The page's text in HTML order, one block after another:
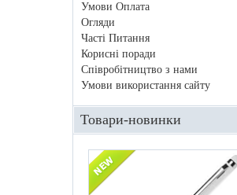
Умови Оплата
Огляди
Часті Питання
Корисні поради
Співробітництво з нами
Умови використання сайту
Товари-новинки